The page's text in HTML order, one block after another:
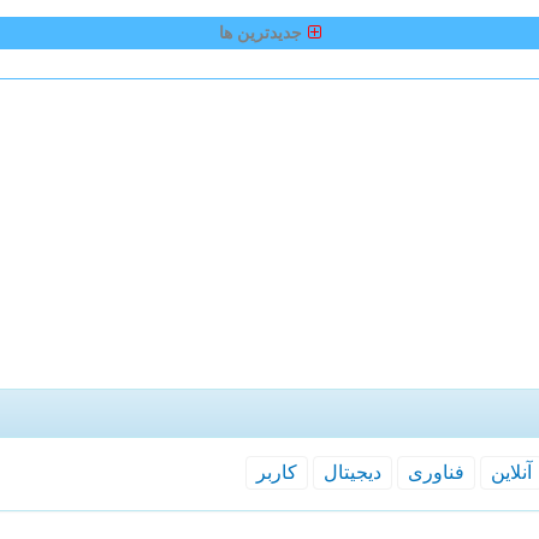
جدیدترین ها
آنلاین فناوری دیجیتال كاربر